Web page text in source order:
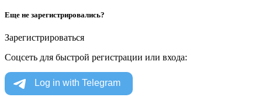
Еще не зарегистрировались?
Зарегистрироваться
Соцсеть для быстрой регистрации или входа: